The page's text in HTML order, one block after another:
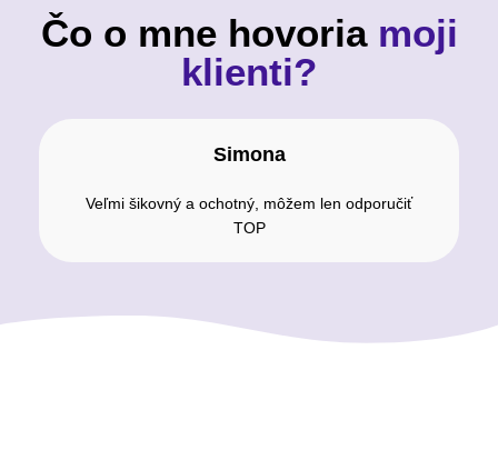
Čo o mne hovoriamoji
klienti?
Simona
Veľmi šikovný a ochotný, môžem len odporučiť
TOP